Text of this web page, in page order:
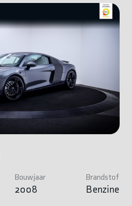
Bouwjaar
2008
Brandstof
Benzine